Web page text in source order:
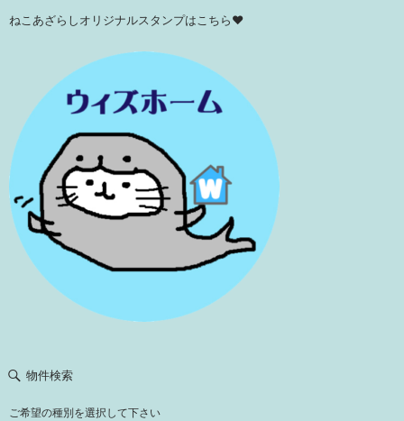
ねこあざらしオリジナルスタンプはこちら♥
物件検索
ご希望の種別を選択して下さい